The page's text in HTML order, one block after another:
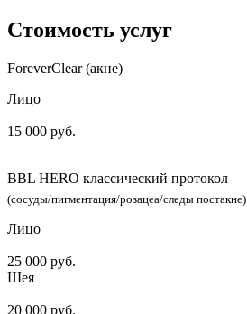
Стоимость услуг
ForeverClear (акне)
Лицо
15 000 руб.
BBL HERO классический протокол
(сосуды/пигментация/розацеа/следы постакне)
Лицо
25 000 руб.
Шея
20 000 руб.